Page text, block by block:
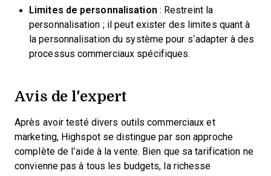
Limites de personnalisation : Restreint la
personnalisation ; il peut exister des limites quant à
la personnalisation du système pour s’adapter à des
processus commerciaux spécifiques.
Avis de l'expert
Après avoir testé divers outils commerciaux et
marketing, Highspot se distingue par son approche
complète de l’aide à la vente. Bien que sa tarification ne
convienne pas à tous les budgets, la richesse